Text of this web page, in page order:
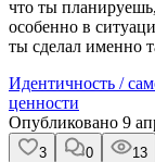
что ты
особенно в
ты сделал именно
Идентичность /
ценности
Опубликовано 9
3 0 13